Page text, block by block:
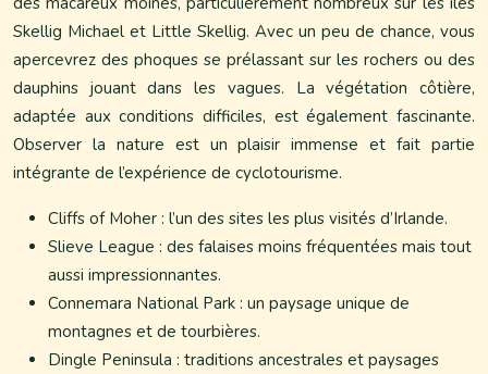
Skellig Michael et Little Skellig. Avec un peu de chance, vous
apercevrez des phoques se prélassant sur les rochers ou des
dauphins jouant dans les vagues. La végétation côtière,
adaptée aux conditions difficiles, est également fascinante.
Observer la nature est un plaisir immense et fait partie
intégrante de l’expérience de cyclotourisme.
Cliffs of Moher : l’un des sites les plus visités d’Irlande.
Slieve League : des falaises moins fréquentées mais tout
aussi impressionnantes.
Connemara National Park : un paysage unique de
montagnes et de tourbières.
Dingle Peninsula : traditions ancestrales et paysages